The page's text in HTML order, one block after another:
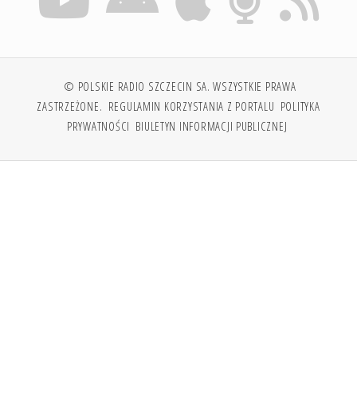
© POLSKIE RADIO SZCZECIN SA. WSZYSTKIE PRAWA
ZASTRZEŻONE. REGULAMIN KORZYSTANIA Z PORTALU POLITYKA
PRYWATNOŚCI BIULETYN INFORMACJI PUBLICZNEJ